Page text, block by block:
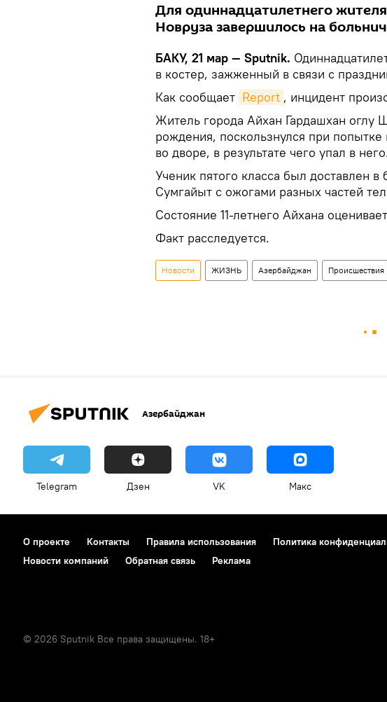
Для одиннадцатилетнего
Новруза завершилось на
БАКУ, 21 мар — Sputnik.
в костер, зажженный в связи с
Как сообщает Report , инцидент
Житель города Айхан Гардашхан оглу
рождения, поскользнулся при попытке
во дворе, в результате чего упал в
Ученик пятого класса был доставлен
Сумгайыт с ожогами разных частей
Состояние 11-летнего Айхана
Факт расследуется.
Новости ЖИЗНЬ Азербайджан Происшествия
Азербайджан
Telegram Дзен VK Макс
О проекте Контакты Правила использования Политика
Новости компаний
Обратная связь Реклама
© 2026 Sputnik Все права защищены. 18+